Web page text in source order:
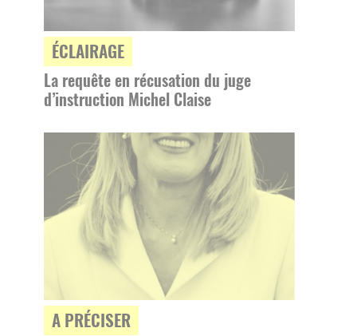
ÉCLAIRAGE
La requête en récusation du juge
d’instruction Michel Claise
A PRÉCISER